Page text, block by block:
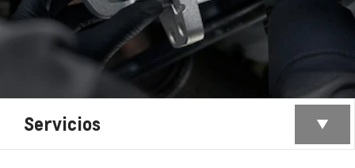
Servicios